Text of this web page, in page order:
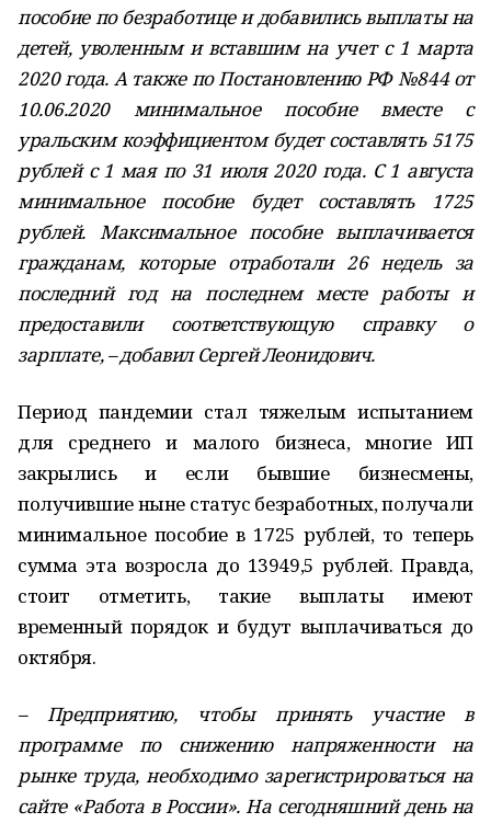
пособие по безработице и добавились выплаты на
детей, уволенным и вставшим на учет с 1 марта
2020 года. А также по Постановлению РФ №844 от
10.06.2020 минимальное пособие вместе с
уральским коэффициентом будет составлять 5175
рублей с 1 мая по 31 июля 2020 года. С 1 августа
минимальное пособие будет составлять 1725
рублей. Максимальное пособие выплачивается
гражданам, которые отработали 26 недель за
последний год на последнем месте работы и
предоставили соответствующую справку о
зарплате, – добавил Сергей Леонидович.
Период пандемии стал тяжелым испытанием
для среднего и малого бизнеса, многие ИП
закрылись и если бывшие бизнесмены,
получившие ныне статус безработных, получали
минимальное пособие в 1725 рублей, то теперь
сумма эта возросла до 13949,5 рублей. Правда,
стоит отметить, такие выплаты имеют
временный порядок и будут выплачиваться до
октября.
– Предприятию, чтобы принять участие в
программе по снижению напряженности на
рынке труда, необходимо зарегистрироваться на
сайте «Работа в России». На сегодняшний день на